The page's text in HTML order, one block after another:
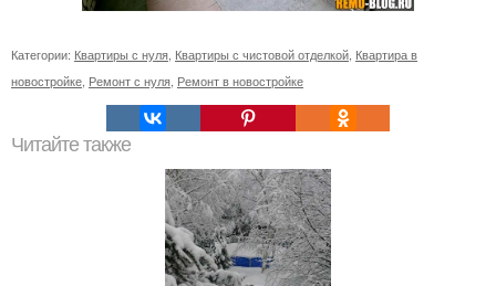
Категории: Квартиры с нуля Квартиры с чистовой отделкой Квартира в
новостройке Ремонт с нуля Ремонт в новостройке
Читайте также